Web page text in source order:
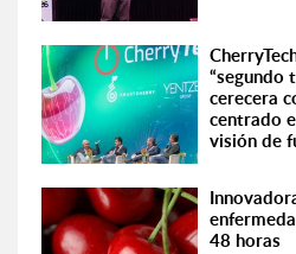
“segundo
cerecera
centrado
visión de
48 horas